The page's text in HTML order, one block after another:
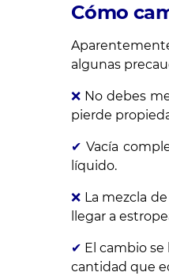
Cómo
algunas
❌ No debes
pierde
✔ Vacía
líquido.
❌ La mezcla
llegar a
✔ El cambio
cantidad que